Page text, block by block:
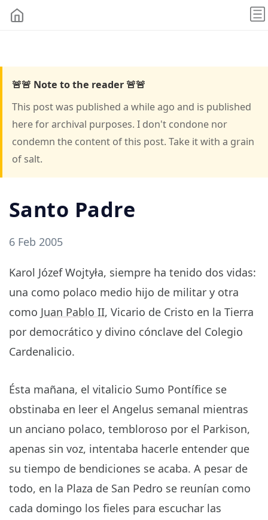
🚨🚨 Note to the reader 🚨🚨
This post was published a while ago and is published
here for archival purposes. I don't condone nor
condemn the content of this post. Take it with a grain
of salt.
Santo Padre
6 Feb 2005
Karol Józef Wojtyła, siempre ha tenido dos vidas:
una como polaco medio hijo de militar y otra
como Juan Pablo II, Vicario de Cristo en la Tierra
por democrático y divino cónclave del Colegio
Cardenalicio.
Ésta mañana, el vitalicio Sumo Pontífice se
obstinaba en leer el Angelus semanal mientras
un anciano polaco, tembloroso por el Parkison,
apenas sin voz, intentaba hacerle entender que
su tiempo de bendiciones se acaba. A pesar de
todo, en la Plaza de San Pedro se reunían como
cada domingo los fieles para escuchar las